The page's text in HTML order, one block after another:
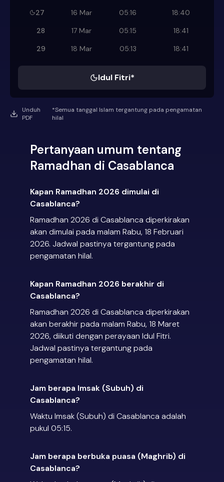
27
16 Mar 05:16
18:40
28
17 Mar 05:15
18:41
29
18 Mar 05:13 18:41
Idul Fitri*
Unduh
PDF
*Semua tanggal Islam tergantung pada pengamatan
hilal
Pertanyaan umum tentang
Ramadhan di Casablanca
Kapan Ramadhan 2026 dimulai di
Casablanca?
Ramadhan 2026 di Casablanca diperkirakan
akan dimulai pada malam Rabu, 18 Februari
2026. Jadwal pastinya tergantung pada
pengamatan hilal.
Kapan Ramadhan 2026 berakhir di
Casablanca?
Ramadhan 2026 di Casablanca diperkirakan
akan berakhir pada malam Rabu, 18 Maret
2026, diikuti dengan perayaan Idul Fitri.
Jadwal pastinya tergantung pada
pengamatan hilal.
Jam berapa Imsak (Subuh) di
Casablanca?
Waktu Imsak (Subuh) di Casablanca adalah
pukul 05:15.
Jam berapa berbuka puasa (Maghrib) di
Casablanca?